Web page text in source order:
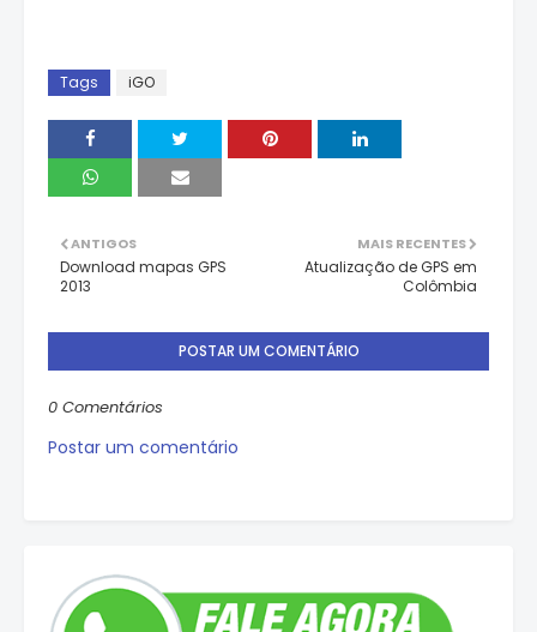
Tags iGO
MAIS RECENTES
Atualização de GPS em
Colômbia
ANTIGOS
Download mapas GPS
2013
POSTAR UM COMENTÁRIO
0 Comentários
Postar um comentário